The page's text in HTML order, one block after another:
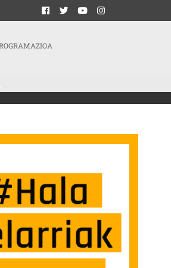
NO TIENE NADA QUE VER CON CUIDAR”